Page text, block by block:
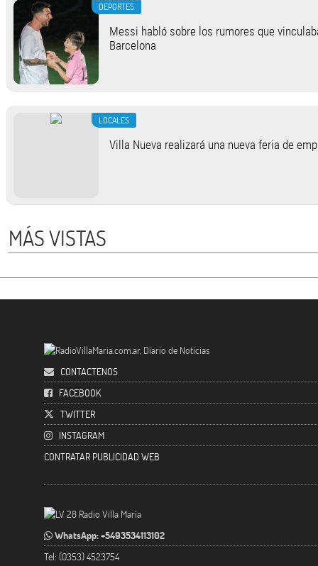
DEPORTES
Messi habló sobre los rumores que
Barcelona
LOCALES
Villa Nueva realizará una nueva feria de
MÁS VISTAS
CONTACTENOS
FACEBOOK
TWITTER
INSTAGRAM
CONTRATAR PUBLICIDAD WEB
WhatsApp: +5493534113102
Tel: (0353) 4523754